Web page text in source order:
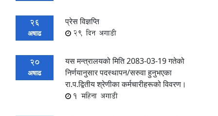
26
अषाढ
प्रेस विज्ञप्ति
29 दिन अगाडी
20
अषाढ
यस मन्त्रालयको मिति 2083-03-19 गतेको
निर्णयानुसार पदस्थापन/सरुवा हुनुभएका
रा.प.द्वितीय श्रेणीका कर्मचारीहरूको विवरण।
1 महिना अगाडी